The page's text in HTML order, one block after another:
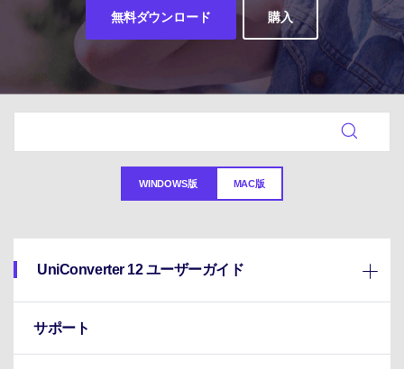
動画変換
様々なデバイス用に高速変換
Hot
動画・画像の無料圧縮
オンライン動画変換ツール
動画・音声・画像の無料変換
使い方&コツ
操作ガイド
特集ページ
サポート
サポートセンター
ログイン
search
無料ダウンロード 購入
WINDOWS版 MAC版
UniConverter 12 ユーザーガイド
サポート